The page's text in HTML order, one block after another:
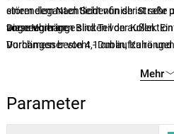
einem eleganten Seidenfinish ist sehr
angenehm an.
störendem Nachtlicht von der Straße
vor neugierigen Blicken von außen.
Durchmesser von 4,1 cm
Diese Vorhänge sind Teil der
Vorhängen besteht - Dublin, Kairo und
Mehr
Parameter